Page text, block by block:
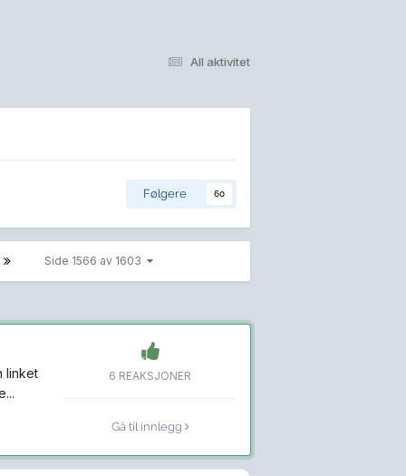
All aktivitet
Følgere 60
Side 1566 av 1603
linket
6 REAKSJONER
Gå til innlegg